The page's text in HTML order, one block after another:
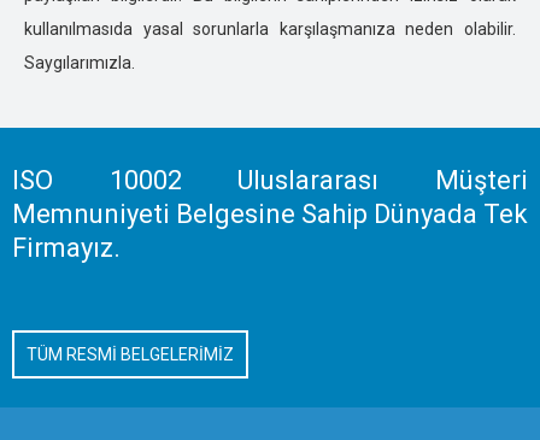
KARABÜK ÖZEL DEDEKTİFLİK
KAHRAMANMARAŞ ÖZEL DEDEKTİFLİK
KIRIKKALE ÖZEL DEDEKTİFLİK
KIRŞEHİR ÖZEL DEDEKTİFLİK
KOCAELİ ÖZEL DEDEKTİFLİK
KİLİS ÖZEL DEDEKTİFLİK
MALATYA ÖZEL DEDEKTİFLİK
kullanılmasıda yasal sorunlarla karşılaşmanıza neden olabilir.
Saygılarımızla.
ISO 10002 Uluslararası Müşteri
Memnuniyeti Belgesine Sahip Dünyada Tek
Firmayız.
TÜM RESMİ BELGELERİMİZ